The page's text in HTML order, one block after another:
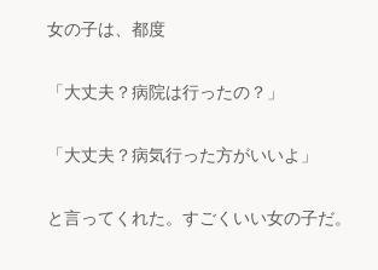
女の子は、都度
「大丈夫？病院は行ったの？」
「大丈夫？病気行った方がいいよ」
と言ってくれた。すごくいい女の子だ。